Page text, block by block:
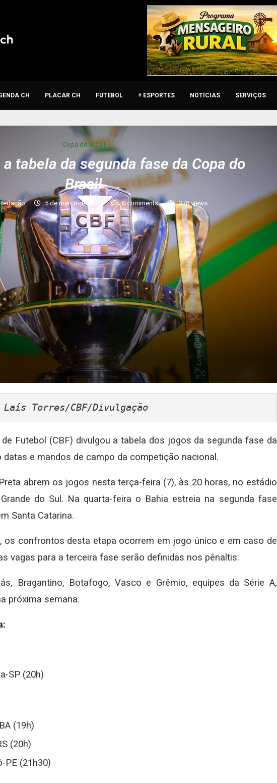
CH PLACAR CH FUTEBOL + ESPORTES NOTÍCIAS SERVIÇOS
Copa do Brasil
tabela da segunda fase da Copa do
Brasil
5 de março de 2023 0 comments 378views
Torres/CBF/Divulgação
Futebol (CBF) divulgou a tabela dos jogos da segunda fase da
datas e mandos de campo da competição nacional.
abrem os jogos nesta terça-feira (7), às 20 horas, no estádio
do Sul. Na quarta-feira o Bahia estreia na segunda fase
Santa Catarina.
os confrontos desta etapa ocorrem em jogo único e em caso de
vagas para a terceira fase serão definidas nos pênaltis.
Bragantino, Botafogo, Vasco e Grêmio, equipes da Série A,
próxima semana.
SP (20h)
(19h)
(20h)
PE (21h30)